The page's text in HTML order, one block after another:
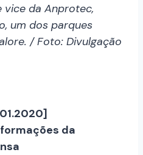
vice da Anprotec,
um dos parques
/ Foto: Divulgação
da